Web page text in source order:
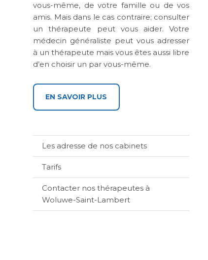
vous-même, de votre famille ou de vos
amis. Mais dans le cas contraire; consulter
un thérapeute peut vous aider. Votre
médecin généraliste peut vous adresser
à un thérapeute mais vous êtes aussi libre
d’en choisir un par vous-même.
EN SAVOIR PLUS
Les adresse de nos cabinets
Tarifs
Contacter nos thérapeutes à
Woluwe-Saint-Lambert